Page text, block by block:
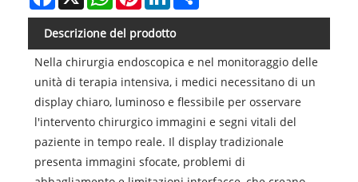
Descrizione del prodotto
Nella chirurgia endoscopica e nel monitoraggio delle
unità di terapia intensiva, i medici necessitano di un
display chiaro, luminoso e flessibile per osservare
l'intervento chirurgico immagini e segni vitali del
paziente in tempo reale. Il display tradizionale
presenta immagini sfocate, problemi di